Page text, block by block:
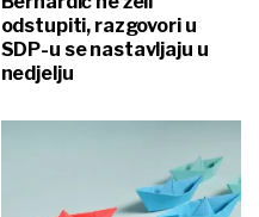
odstupiti, razgovori u
SDP-u se nastavljaju u
nedjelju